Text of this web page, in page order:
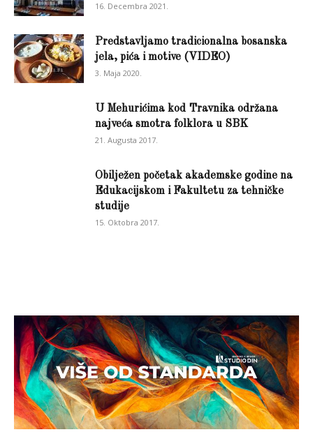
16. Decembra 2021.
Predstavljamo tradicionalna bosanska
jela, pića i motive (VIDEO)
3. Maja 2020.
U Mehurićima kod Travnika održana
najveća smotra folklora u SBK
21. Augusta 2017.
Obilježen početak akademske godine na
Edukacijskom i Fakultetu za tehničke
studije
15. Oktobra 2017.